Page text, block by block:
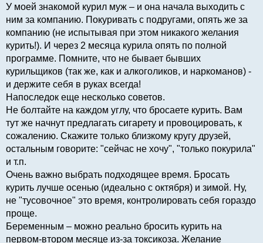
У моей знакомой курил муж – и она начала выходить с
ним за компанию. Покуривать с подругами, опять же за
компанию (не испытывая при этом никакого желания
курить!). И через 2 месяца курила опять по полной
программе. Помните, что не бывает бывших
курильщиков (так же, как и алкоголиков, и наркоманов) -
и держите себя в руках всегда!
Напоследок еще несколько советов.
Не болтайте на каждом углу, что бросаете курить. Вам
тут же начнут предлагать сигарету и провоцировать, к
сожалению. Скажите только близкому кругу друзей,
остальным говорите: "сейчас не хочу", "только покурила"
и т.п.
Очень важно выбрать подходящее время. Бросать
курить лучше осенью (идеально с октября) и зимой. Ну,
не "тусовочное" это время, контролировать себя гораздо
проще.
Беременным – можно реально бросить курить на
первом-втором месяце из-за токсикоза. Желание